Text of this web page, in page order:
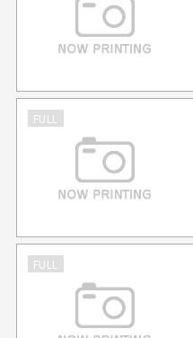
FULL
FULL